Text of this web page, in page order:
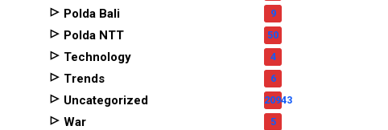
Polda Bali 9
Polda NTT 50
Technology 4
Trends 6
Uncategorized 20943
War 5